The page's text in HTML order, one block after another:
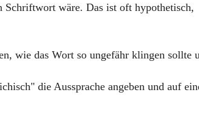
Schriftwort wäre. Das ist oft hypothetisch,
wie das Wort so ungefähr klingen sollte
die Aussprache angeben und auf